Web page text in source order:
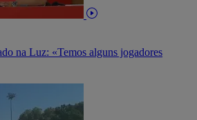
na Luz: «Temos alguns jogadores